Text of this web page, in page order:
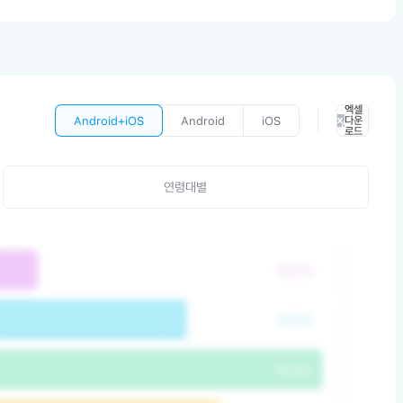
Android+iOS Android iOS
엑셀
다운
로드
연령대별